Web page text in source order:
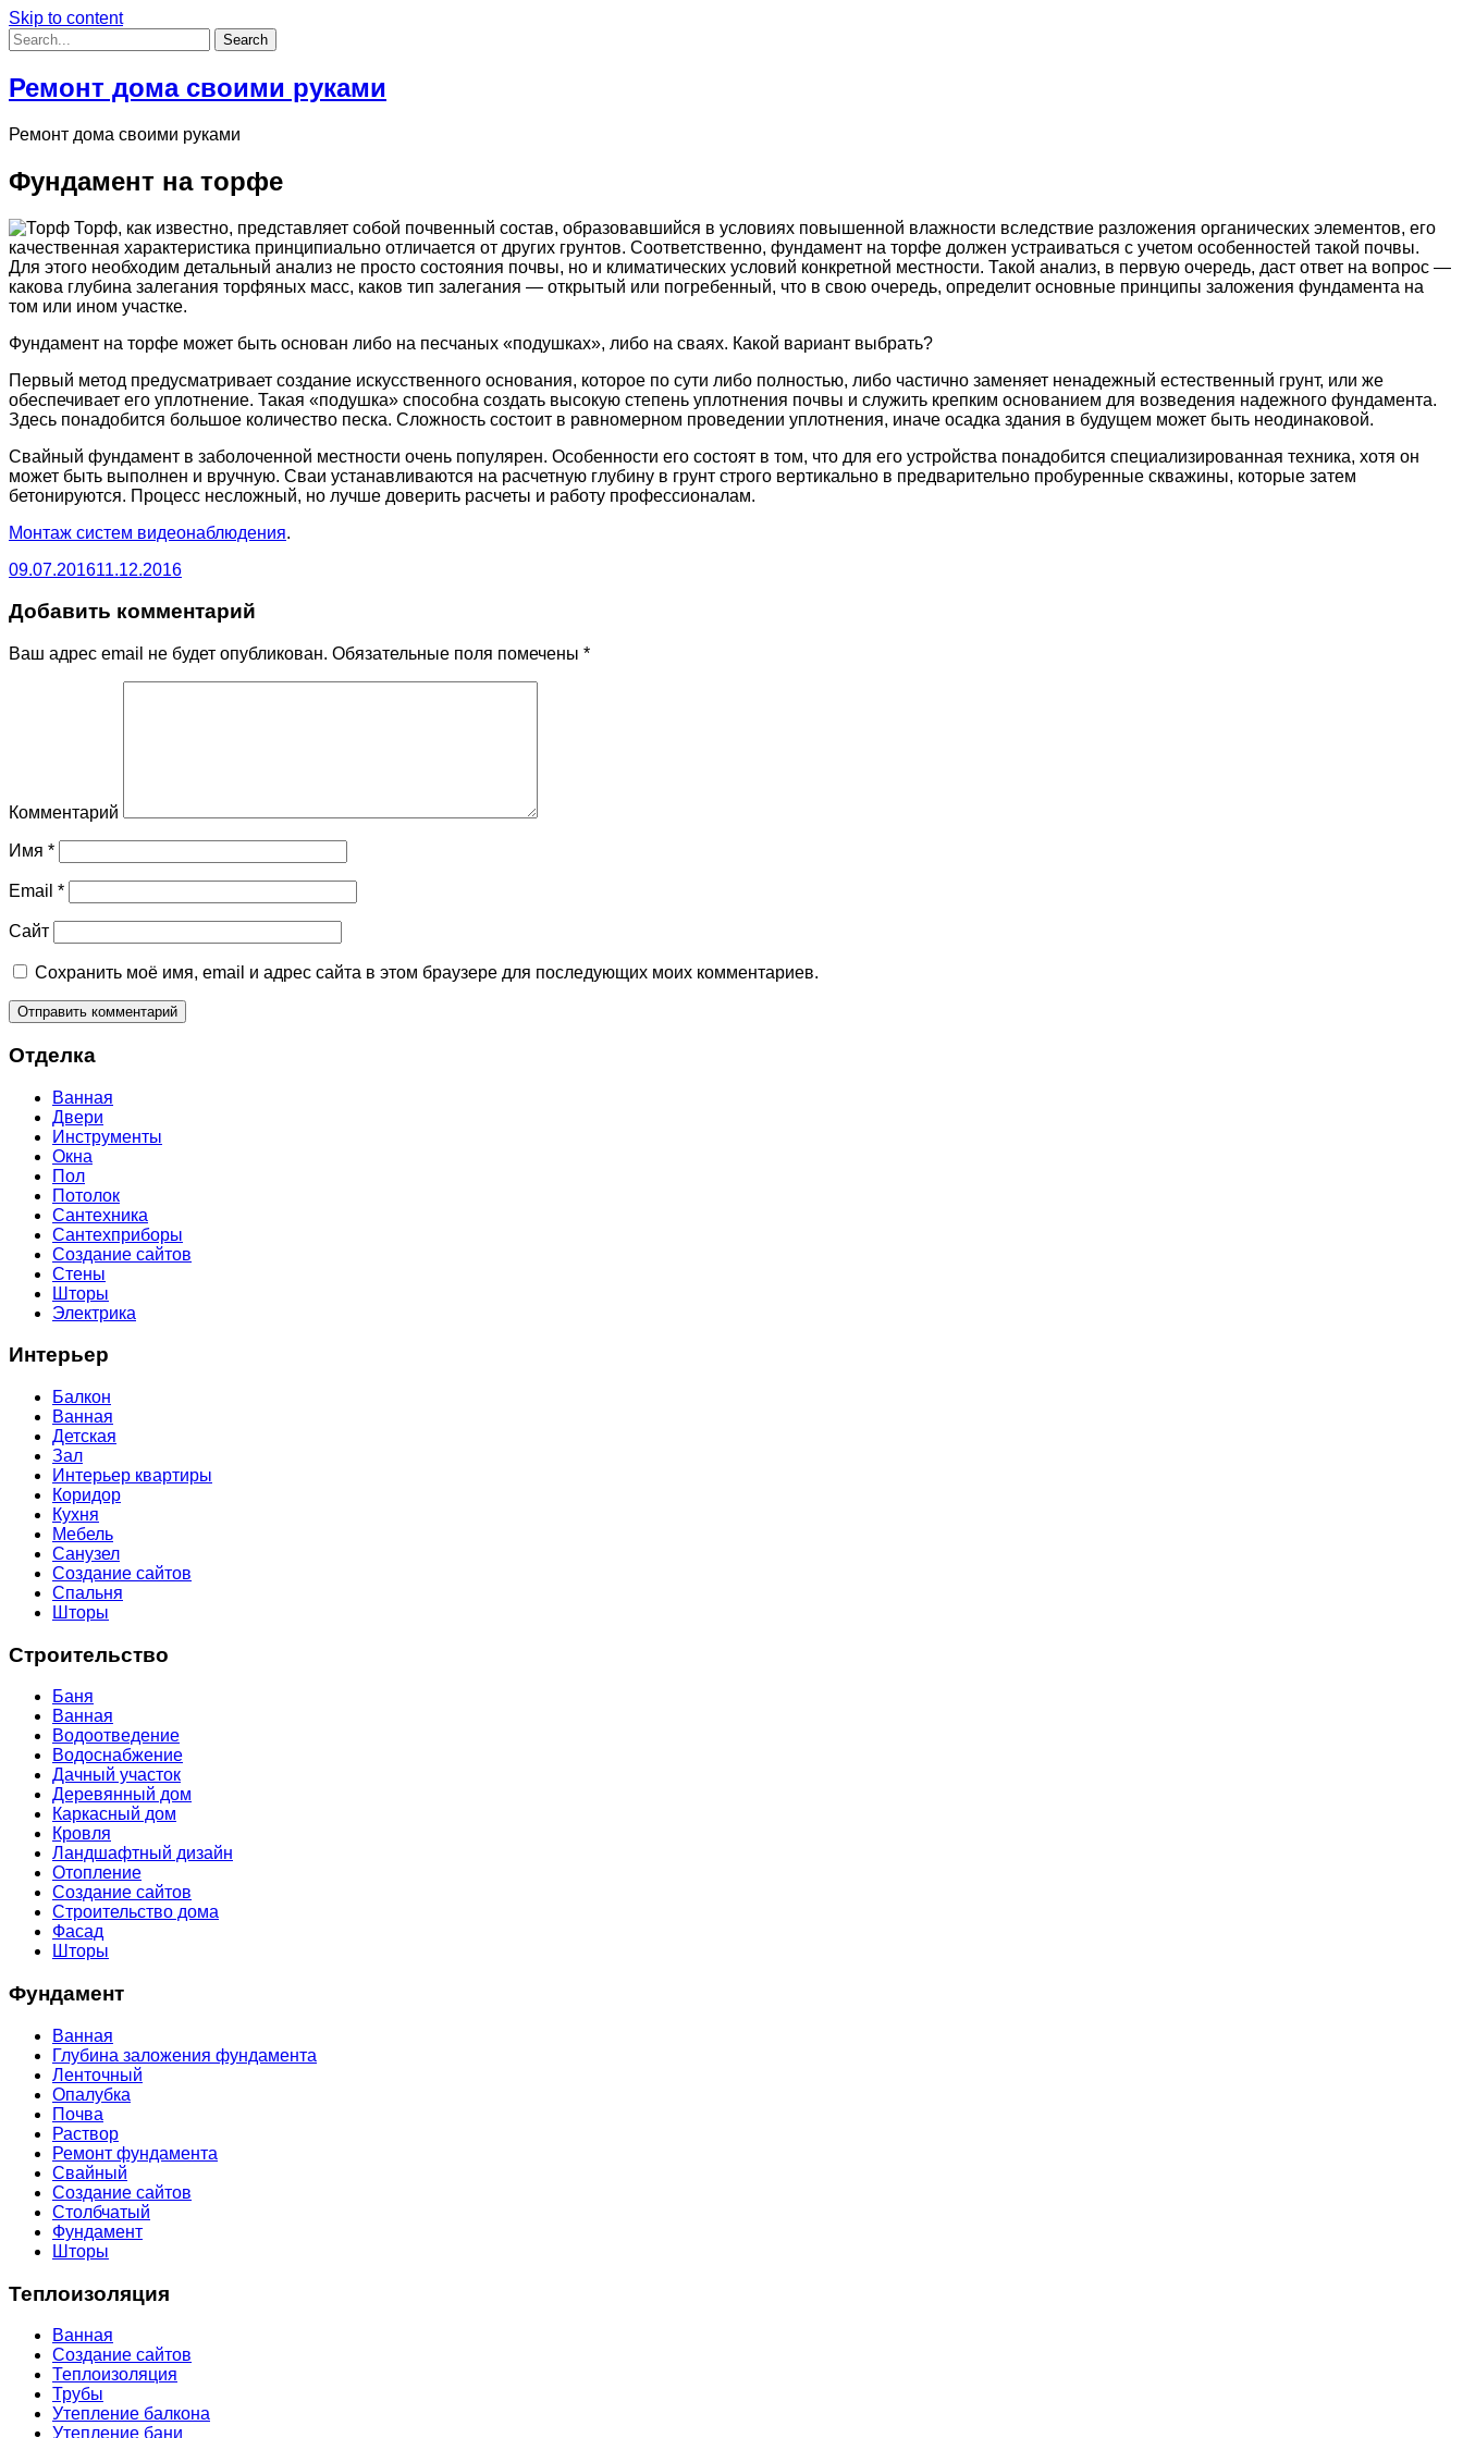
Skip to content
Ремонт дома своими руками
Ремонт дома своими руками
Фундамент на торфе
Торф, как известно, представляет собой почвенный состав, образовавшийся в условиях повышенной влажности вследствие разложения органических элементов, его
качественная характеристика принципиально отличается от других грунтов. Соответственно, фундамент на торфе должен устраиваться с учетом особенностей такой почвы.
Для этого необходим детальный анализ не просто состояния почвы, но и климатических условий конкретной местности. Такой анализ, в первую очередь, даст ответ на вопрос —
какова глубина залегания торфяных масс, каков тип залегания — открытый или погребенный, что в свою очередь, определит основные принципы заложения фундамента на
том или ином участке.
Фундамент на торфе может быть основан либо на песчаных «подушках», либо на сваях. Какой вариант выбрать?
Первый метод предусматривает создание искусственного основания, которое по сути либо полностью, либо частично заменяет ненадежный естественный грунт, или же
обеспечивает его уплотнение. Такая «подушка» способна создать высокую степень уплотнения почвы и служить крепким основанием для возведения надежного фундамента.
Здесь понадобится большое количество песка. Сложность состоит в равномерном проведении уплотнения, иначе осадка здания в будущем может быть неодинаковой.
Свайный фундамент в заболоченной местности очень популярен. Особенности его состоят в том, что для его устройства понадобится специализированная техника, хотя он
может быть выполнен и вручную. Сваи устанавливаются на расчетную глубину в грунт строго вертикально в предварительно пробуренные скважины, которые затем
бетонируются. Процесс несложный, но лучше доверить расчеты и работу профессионалам.
Монтаж систем видеонаблюдения.
09.07.201611.12.2016
Добавить комментарий
Ваш адрес email не будет опубликован. Обязательные поля помечены *
Комментарий
Имя *
Email *
Сайт
Сохранить моё имя, email и адрес сайта в этом браузере для последующих моих комментариев.
Отделка
Ванная
Двери
Инструменты
Окна
Пол
Потолок
Сантехника
Сантехприборы
Создание сайтов
Стены
Шторы
Электрика
Интерьер
Балкон
Ванная
Детская
Зал
Интерьер квартиры
Коридор
Кухня
Мебель
Санузел
Создание сайтов
Спальня
Шторы
Строительство
Баня
Ванная
Водоотведение
Водоснабжение
Дачный участок
Деревянный дом
Каркасный дом
Кровля
Ландшафтный дизайн
Отопление
Создание сайтов
Строительство дома
Фасад
Шторы
Фундамент
Ванная
Глубина заложения фундамента
Ленточный
Опалубка
Почва
Раствор
Ремонт фундамента
Свайный
Создание сайтов
Столбчатый
Фундамент
Шторы
Теплоизоляция
Ванная
Создание сайтов
Теплоизоляция
Трубы
Утепление балкона
Утепление бани